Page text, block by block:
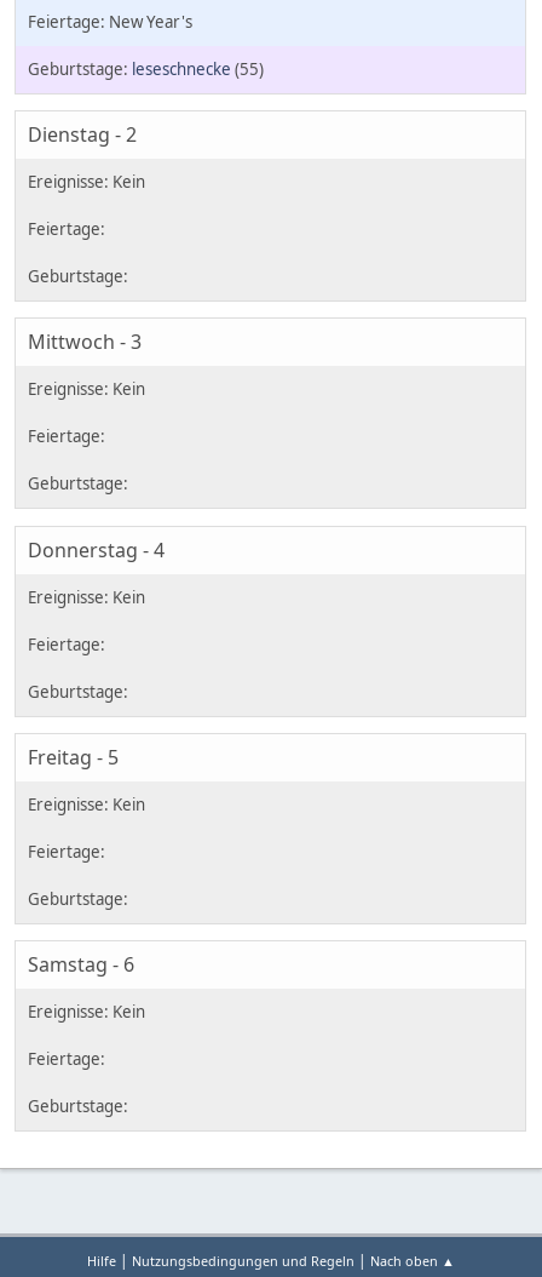
New Year's
leseschnecke (55)
Dienstag - 2
Mittwoch - 3
Donnerstag - 4
Freitag - 5
Samstag - 6
Hilfe | Nutzungsbedingungen und Regeln | Nach oben ▲